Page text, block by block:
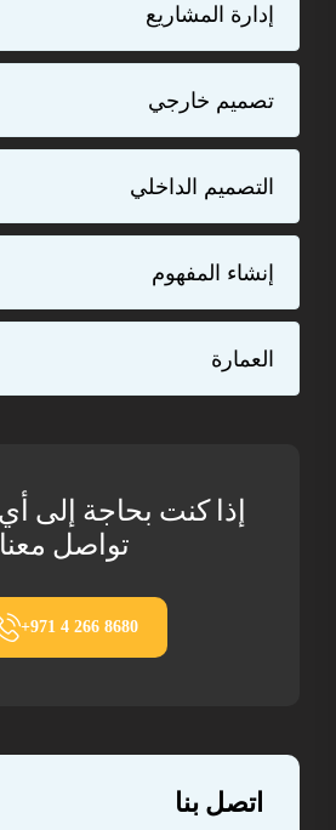
إدارة المشاريع
تصميم خارجي
التصميم الداخلي
إنشاء المفهوم
العمارة
إذا كنت بحاجة إلى
تواصل معنا
+971 4 266 8680
اتصل بنا